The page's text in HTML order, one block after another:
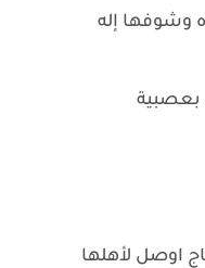
وشوفها إله
بعصبية
اوصل لأهلها